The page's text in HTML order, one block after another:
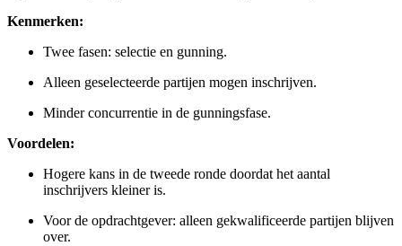
Kenmerken:
Twee fasen: selectie en gunning.
Alleen geselecteerde partijen mogen inschrijven.
Minder concurrentie in de gunningsfase.
Voordelen:
Hogere kans in de tweede ronde doordat het aantal
inschrijvers kleiner is.
Voor de opdrachtgever: alleen gekwalificeerde partijen blijven
over.